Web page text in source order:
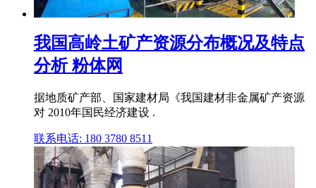
我国高岭土矿产资源分布概况及特点
分析 粉体网
据地质矿产部、国家建材局《我国建材非金属矿产资源
对 2010年国民经济建设 .
联系电话: 180 3780 8511